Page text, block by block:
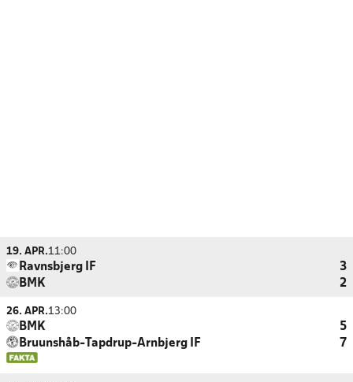
19. APR.11:00
Ravnsbjerg IF
3
BMK
2
26. APR.13:00
BMK
5
Bruunshåb-Tapdrup-Arnbjerg IF
7